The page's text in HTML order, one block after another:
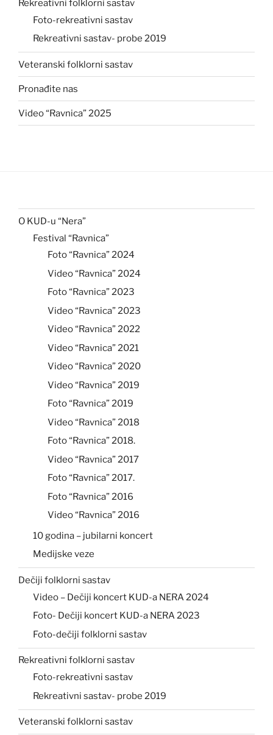
Rekreativni folklorni sastav
Foto-rekreativni sastav
Rekreativni sastav- probe 2019
Veteranski folklorni sastav
Pronađite nas
Video “Ravnica” 2025
O KUD-u “Nera”
Festival “Ravnica”
Foto “Ravnica” 2024
Video “Ravnica” 2024
Foto “Ravnica” 2023
Video “Ravnica” 2023
Video “Ravnica” 2022
Video “Ravnica” 2021
Video “Ravnica” 2020
Video “Ravnica” 2019
Foto “Ravnica” 2019
Video “Ravnica” 2018
Foto “Ravnica” 2018.
Video “Ravnica” 2017
Foto “Ravnica” 2017.
Foto “Ravnica” 2016
Video “Ravnica” 2016
10 godina – jubilarni koncert
Medijske veze
Dečiji folklorni sastav
Video – Dečiji koncert KUD-a NERA 2024
Foto- Dečiji koncert KUD-a NERA 2023
Foto-dečiji folklorni sastav
Rekreativni folklorni sastav
Foto-rekreativni sastav
Rekreativni sastav- probe 2019
Veteranski folklorni sastav